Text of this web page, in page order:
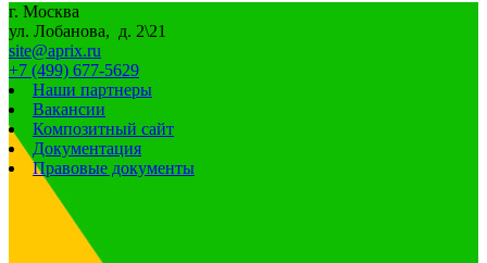
г. Москва
ул. Лобанова, д. 2\21
site@aprix.ru
+7 (499) 677-5629
Наши партнеры
Вакансии
Композитный сайт
Документация
Правовые документы